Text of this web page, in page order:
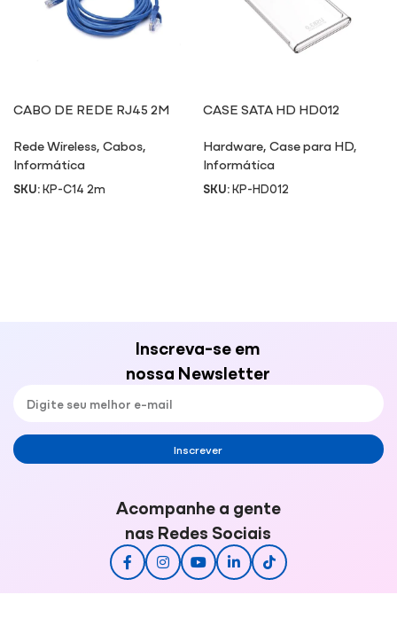
CABO DE REDE RJ45 2M
Rede Wireless,Cabos,
Informática
SKU:KP-C14 2m
CASE SATA HD HD012
Hardware,Case para HD,
Informática
SKU:KP-HD012
Inscreva-se em
nossa Newsletter
Inscrever
Acompanhe a gente
nas Redes Sociais